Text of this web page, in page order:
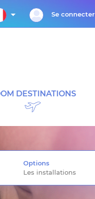
Se connecter
DESTINATIONS
Options